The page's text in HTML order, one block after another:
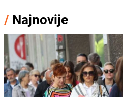
/ Najnovije